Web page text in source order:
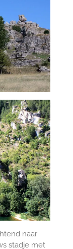
naar
stadje met